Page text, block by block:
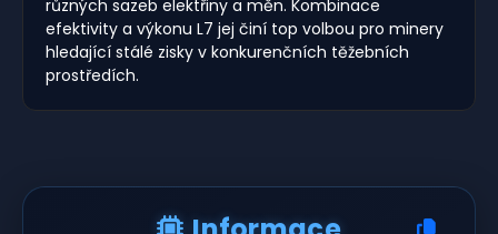
různých sazeb elektřiny a měn. Kombinace
efektivity a výkonu L7 jej činí top volbou pro minery
hledající stálé zisky v konkurenčních těžebních
prostředích.